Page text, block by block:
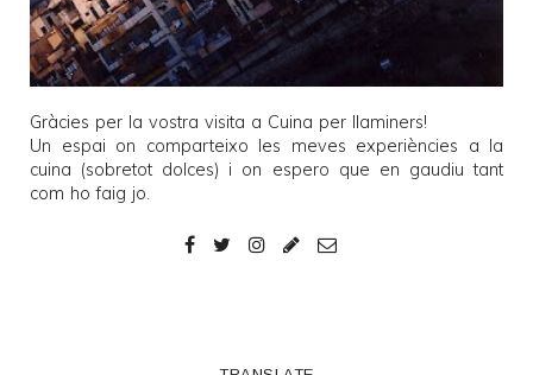
Gràcies per la vostra visita a Cuina per llaminers!
Un espai on comparteixo les meves experiències a la
cuina (sobretot dolces) i on espero que en gaudiu tant
com ho faig jo.